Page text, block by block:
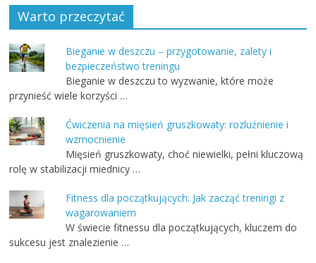
Warto przeczytać
Bieganie w deszczu – przygotowanie, zalety i
bezpieczeństwo treningu
Bieganie w deszczu to wyzwanie, które może
przynieść wiele korzyści …
Ćwiczenia na mięsień gruszkowaty: rozluźnienie i
wzmocnienie
Mięsień gruszkowaty, choć niewielki, pełni kluczową
rolę w stabilizacji miednicy …
Fitness dla początkujących: Jak zacząć treningi z
wagarowaniem
W świecie fitnessu dla początkujących, kluczem do
sukcesu jest znalezienie …